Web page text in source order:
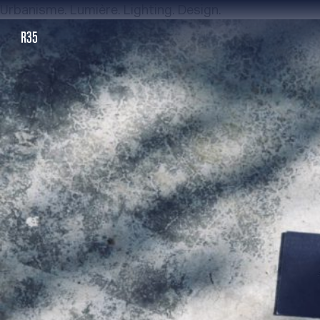
Urbanisme. Lumière. Lighting. Design.